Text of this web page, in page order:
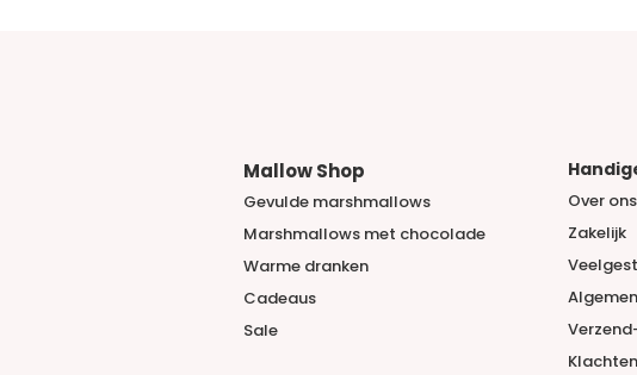
Mallow Shop
Gevulde marshmallows
Marshmallows met chocolade
​Warme dranken
Cadeaus
Sale
Over ons
Zakelijk